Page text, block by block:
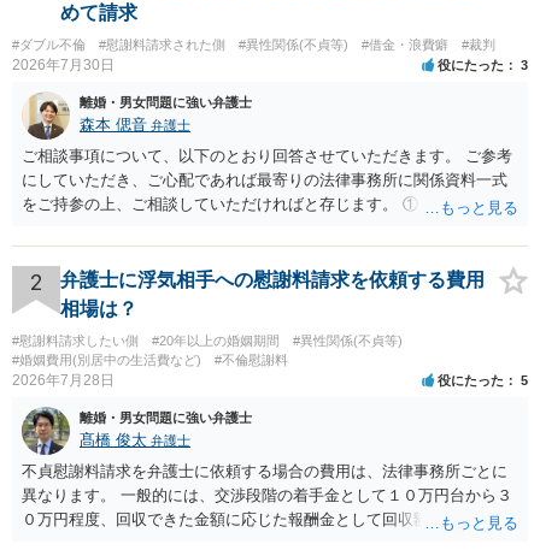
めて請求
#ダブル不倫 #慰謝料請求された側 #異性関係(不貞等) #借金・浪費癖 #裁判
2026年7月30日 役にたった 3
離婚・男女問題に強い弁護士
森本 偲音 弁護士
ご相談事項について、以下のとおり回答させていただきます。 ご参考
にしていただき、ご心配であれば最寄りの法律事務所に関係資料一式
をご持参の上、ご相談していただければと存じます。 ① このLINEの
される可能性はあるのか ⇒LINEを含む１００万円の貸付に至るまでの
やり取り等の経緯、誓約書の内容等を踏まえて、関係を清算するため
の 金銭であったと評価される可能性はあると考えます。 ② 「今後一
切関与しないなら100万円振り込む」というLINEや誓約書は、裁判上
どの程度証拠価値があるのか ⇒前後のやり取りや誓約書の具体的内容
を見ない限り、具体的な判断はできませんが、一定の証拠価値はある
することは認められるのか。 ⇒おそらく１００万円は不当利得（受け
取る正当な権利がないのに利益を取得した）として返還請求されてい
るものかと推察しますので、 貸金返還ではないかと存じます。 ④ 私
は現在、収入も不安定で貯金もなくリボ払い借金が既に約100万あり。
今年に再婚したが主人はお金に厳しい為、一括で220万円を支払う事は
2
弁護士に浮気相手への慰謝料請求を依頼する費用
相場は？
#慰謝料請求したい側 #20年以上の婚姻期間
#異性関係(不貞等)
#婚姻費用(別居中の生活費など)
#不倫慰謝料
2026年7月28日 役にたった 5
離婚・男女問題に強い弁護士
髙橋 俊太 弁護士
不貞慰謝料請求を弁護士に依頼する場合の費用は、法律事務所ごとに
異なります。 一般的には、交渉段階の着手金として１０万円台から３
０万円程度、回収できた金額に応じた報酬金として回収額の１０％か